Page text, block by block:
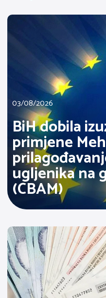
03/08/2026
BiH dobila
primjene
ugljenika na
(CBAM)